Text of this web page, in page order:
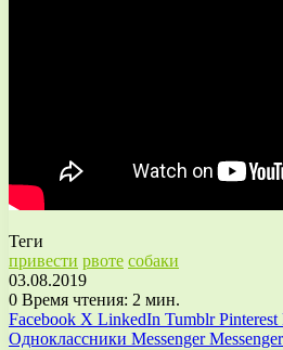
Теги
привести рвоте собаки
03.08.2019
0 Время чтения: 2 мин.
Facebook X LinkedIn Tumblr Pinterest
Одноклассники Messenger Messenger